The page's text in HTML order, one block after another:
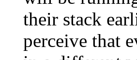
their stack
perceive that